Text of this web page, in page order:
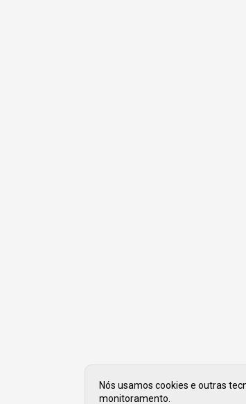
Nós usamos cookies e outras
monitoramento.